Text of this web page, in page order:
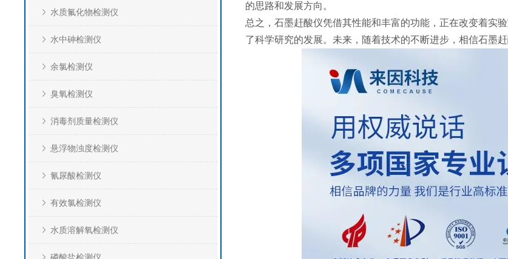
水质氟化物检测仪
水中砷检测仪
余氯检测仪
臭氧检测仪
消毒剂质量检测仪
悬浮物浊度检测仪
氰尿酸检测仪
有效氯检测仪
水质溶解氧检测仪
的思路和发展方向。
总之，石墨赶酸仪凭借其性能和丰富的功能，正在改变着实
了科学研究的发展。未来，随着技术的不断进步，相信石墨